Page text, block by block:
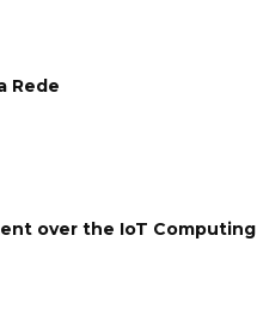
Rede
over the IoT